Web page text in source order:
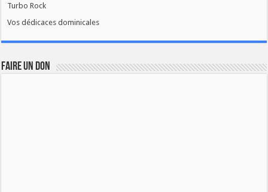
Turbo Rock
Vos dédicaces dominicales
FAIRE UN DON